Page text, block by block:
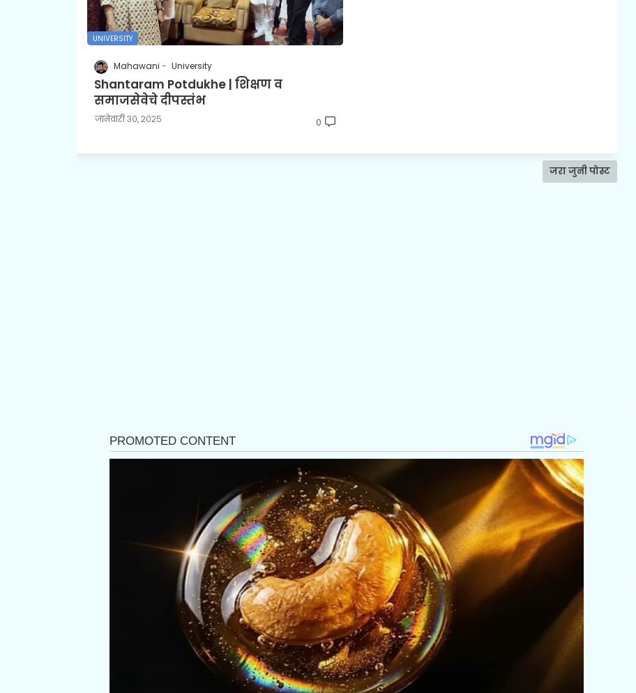
UNIVERSITY
Mahawani University
Shantaram Potdukhe | शिक्षण व
समाजसेवेचे दीपस्तंभ
जानेवारी ३०, २०२५ 0
जरा जुनी पोस्ट